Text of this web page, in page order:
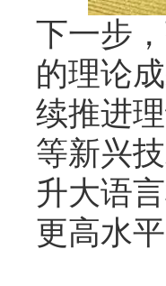
下一步
的理论
续推进
等新兴
升大语
更高水